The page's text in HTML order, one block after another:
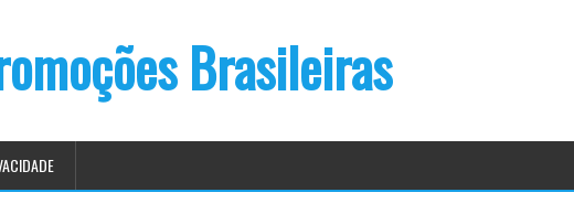
Brasileiras